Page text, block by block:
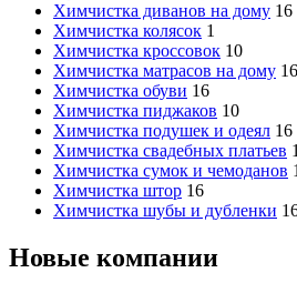
Химчистка диванов на дому 16
Химчистка колясок 1
Химчистка кроссовок 10
Химчистка матрасов на дому 16
Химчистка обуви 16
Химчистка пиджаков 10
Химчистка подушек и одеял 16
Химчистка свадебных платьев 1
Химчистка сумок и чемоданов
Химчистка штор 16
Химчистка шубы и дубленки
Новые компании